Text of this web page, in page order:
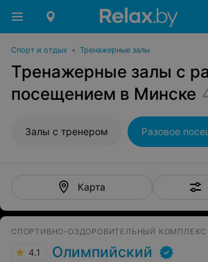
Спорт и отдых • Тренажерные залы
Тренажерные залы с
посещением в Минске
Залы с тренером Разовое
Карта
СПОРТИВНО-ОЗДОРОВИТЕЛЬНЫЙ КОМПЛЕКС
4.1 Олимпийский